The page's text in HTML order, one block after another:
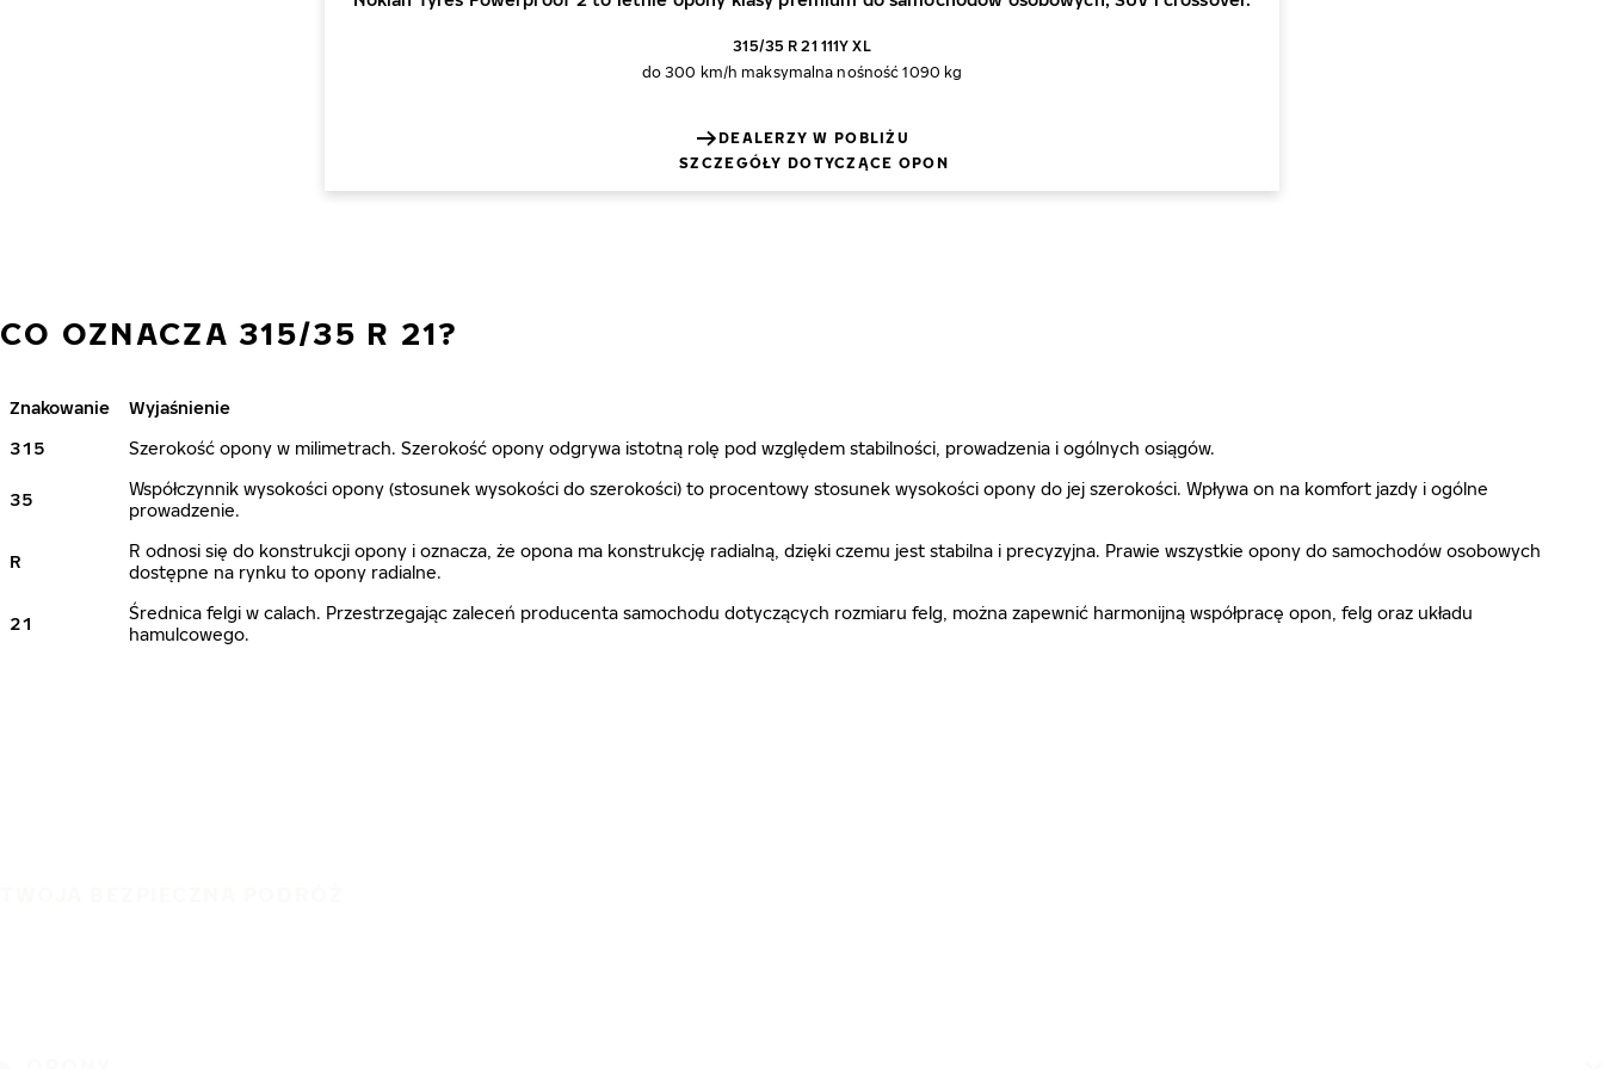
315/35 R 21 111Y XL
do 300 km/h maksymalna nośność 1090 kg
DEALERZY W POBLIŻU
SZCZEGÓŁY DOTYCZĄCE OPON
CO OZNACZA 315/35 R 21?
Znakowanie
Wyjaśnienie
315
Szerokość opony w milimetrach. Szerokość opony odgrywa istotną rolę pod względem stabilności, prowadzenia i ogólnych osiągów.
35
Współczynnik wysokości opony (stosunek wysokości do szerokości) to procentowy stosunek wysokości opony do jej szerokości. Wpływa on na komfort jazdy i ogólne
prowadzenie.
R
R odnosi się do konstrukcji opony i oznacza, że opona ma konstrukcję radialną, dzięki czemu jest stabilna i precyzyjna. Prawie wszystkie opony do samochodów osobowych
dostępne na rynku to opony radialne.
21
Średnica felgi w calach. Przestrzegając zaleceń producenta samochodu dotyczących rozmiaru felg, można zapewnić harmonijną współpracę opon, felg oraz układu
hamulcowego.